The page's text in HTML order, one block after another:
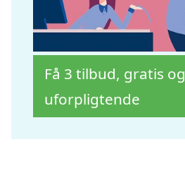
Få 3 tilbud, gratis og
uforpligtende